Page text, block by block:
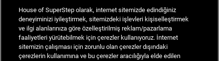
House of SuperStep olarak, internet sitemizde edindiğiniz
deneyiminizi iyileştirmek, sitemizdeki işlevleri kişiselleştirmek
ve ilgi alanlarınıza göre özelleştirilmiş reklam/pazarlama
faaliyetleri yürütebilmek için çerezler kullanıyoruz. İnternet
sitemizin çalışması için zorunlu olan çerezler dışındaki
çerezlerin kullanımına ve bu çerezler aracılığıyla elde edilen